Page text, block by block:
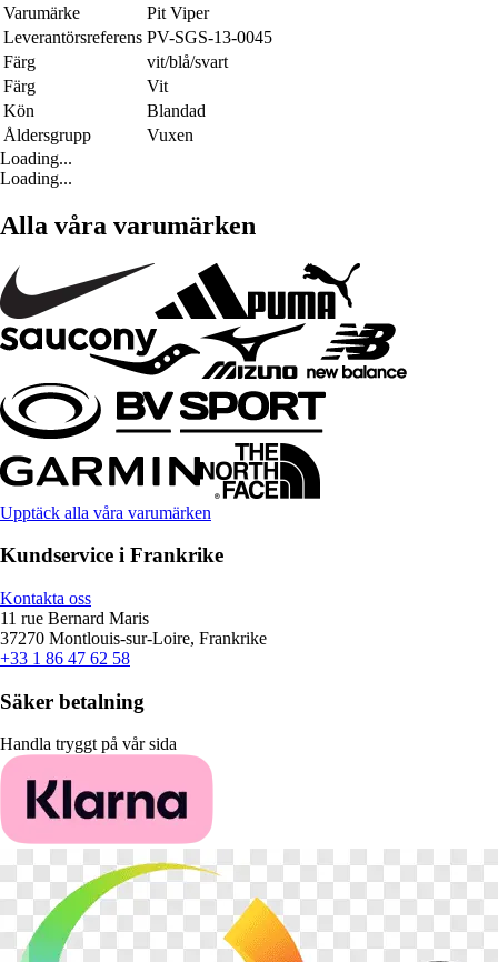
Varumärke
Pit Viper
Leverantörsreferens PV-SGS-13-0045
Färg
vit/blå/svart
Färg
Vit
Kön
Blandad
Åldersgrupp
Vuxen
Loading...
Loading...
Alla våra varumärken
Upptäck alla våra varumärken
Kundservice i Frankrike
Kontakta oss
11 rue Bernard Maris
37270 Montlouis-sur-Loire, Frankrike
+33 1 86 47 62 58
Säker betalning
Handla tryggt på vår sida